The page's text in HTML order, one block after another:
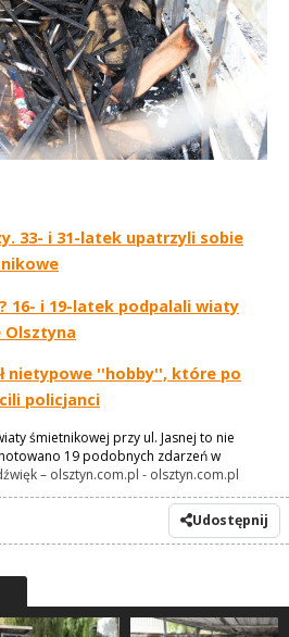
33- i 31-latek upatrzyli sobie
16- i 19-latek podpalali wiaty
nietypowe ''hobby'', które po
policjanci
śmietnikowej przy ul. Jasnej to nie
19 podobnych zdarzeń w
– olsztyn.com.pl - olsztyn.com.pl
Udostępnij